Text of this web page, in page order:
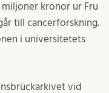
kronor ur Fru
till cancerforskning.
i universitetets
vid